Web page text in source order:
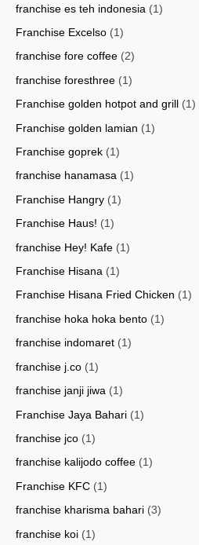
franchise es teh indonesia (1)
Franchise Excelso (1)
franchise fore coffee (2)
franchise foresthree (1)
Franchise golden hotpot and grill (1)
Franchise golden lamian (1)
Franchise goprek (1)
franchise hanamasa (1)
Franchise Hangry (1)
Franchise Haus! (1)
franchise Hey! Kafe (1)
Franchise Hisana (1)
Franchise Hisana Fried Chicken (1)
franchise hoka hoka bento (1)
franchise indomaret (1)
franchise j.co (1)
franchise janji jiwa (1)
Franchise Jaya Bahari (1)
franchise jco (1)
franchise kalijodo coffee (1)
Franchise KFC (1)
franchise kharisma bahari (3)
franchise koi (1)